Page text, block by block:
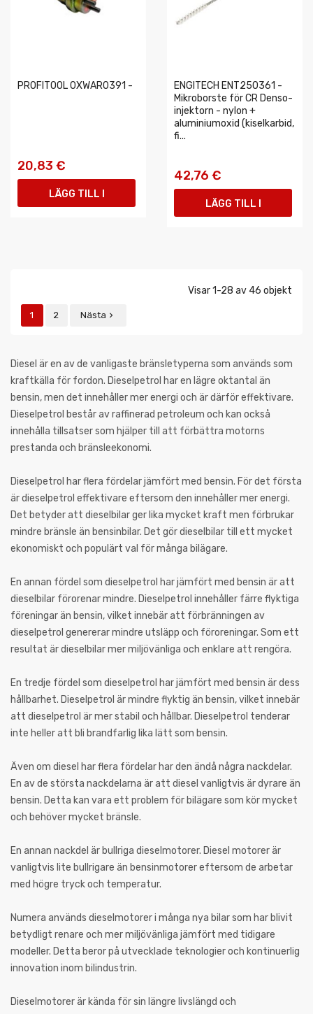
PROFITOOL 0XWAR0391 -
20,83 €
LÄGG TILL I
ENGITECH ENT250361 -
Mikroborste för CR Denso-
injektorn - nylon +
aluminiumoxid (kiselkarbid,
fi...
42,76 €
LÄGG TILL I
Visar 1-28 av 46 objekt
1 2 Nästa 
Diesel är en av de vanligaste bränsletyperna som används som
kraftkälla för fordon. Dieselpetrol har en lägre oktantal än
bensin, men det innehåller mer energi och är därför effektivare.
Dieselpetrol består av raffinerad petroleum och kan också
innehålla tillsatser som hjälper till att förbättra motorns
prestanda och bränsleekonomi.
Dieselpetrol har flera fördelar jämfört med bensin. För det första
är dieselpetrol effektivare eftersom den innehåller mer energi.
Det betyder att dieselbilar ger lika mycket kraft men förbrukar
mindre bränsle än bensinbilar. Det gör dieselbilar till ett mycket
ekonomiskt och populärt val för många bilägare.
En annan fördel som dieselpetrol har jämfört med bensin är att
dieselbilar förorenar mindre. Dieselpetrol innehåller färre flyktiga
föreningar än bensin, vilket innebär att förbränningen av
dieselpetrol genererar mindre utsläpp och föroreningar. Som ett
resultat är dieselbilar mer miljövänliga och enklare att rengöra.
En tredje fördel som dieselpetrol har jämfört med bensin är dess
hållbarhet. Dieselpetrol är mindre flyktig än bensin, vilket innebär
att dieselpetrol är mer stabil och hållbar. Dieselpetrol tenderar
inte heller att bli brandfarlig lika lätt som bensin.
Även om diesel har flera fördelar har den ändå några nackdelar.
En av de största nackdelarna är att diesel vanligtvis är dyrare än
bensin. Detta kan vara ett problem för bilägare som kör mycket
och behöver mycket bränsle.
En annan nackdel är bullriga dieselmotorer. Diesel motorer är
vanligtvis lite bullrigare än bensinmotorer eftersom de arbetar
med högre tryck och temperatur.
Numera används dieselmotorer i många nya bilar som har blivit
betydligt renare och mer miljövänliga jämfört med tidigare
modeller. Detta beror på utvecklade teknologier och kontinuerlig
innovation inom bilindustrin.
Dieselmotorer är kända för sin längre livslängd och